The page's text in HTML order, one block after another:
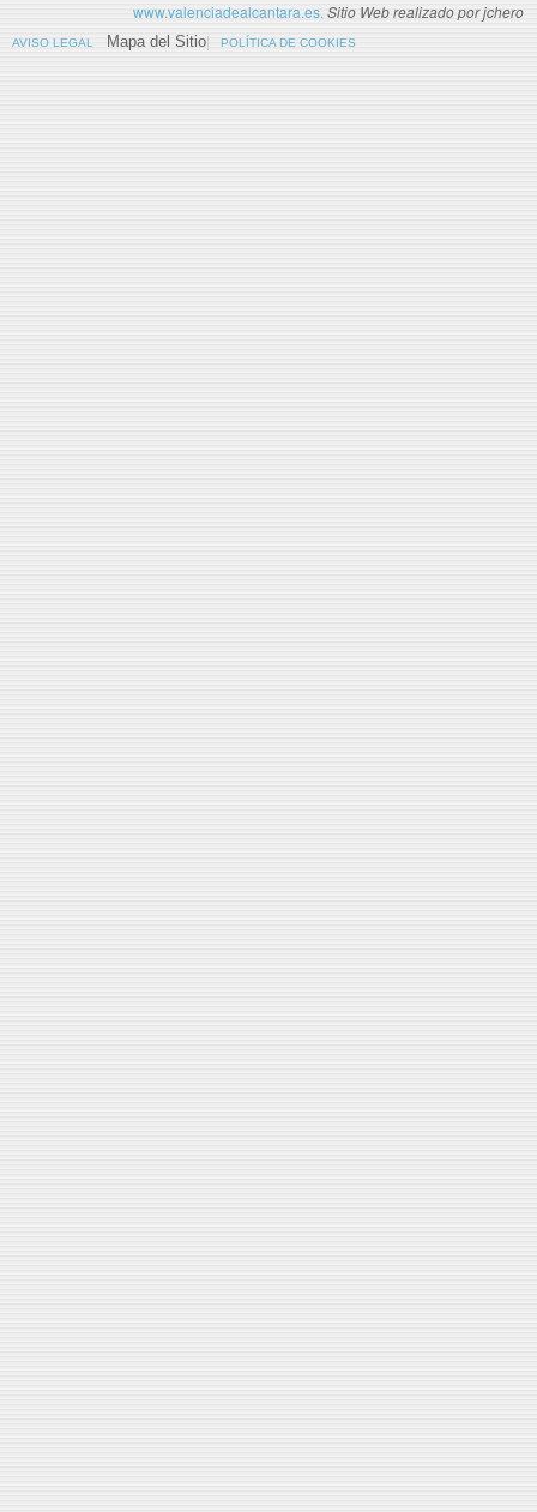
www.valenciadealcantara.es. Sitio Web realizado por jchero
AVISO LEGAL Mapa del Sitio POLÍTICA DE COOKIES